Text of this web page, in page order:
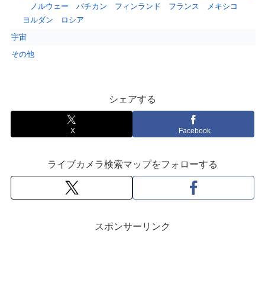
ノルウェー
バチカン フィンランド フランス
メキシコ
ヨルダン
ロシア
宇宙
その他
シェアする
X Facebook
ライブカメラ検索マップをフォローする
スポンサーリンク